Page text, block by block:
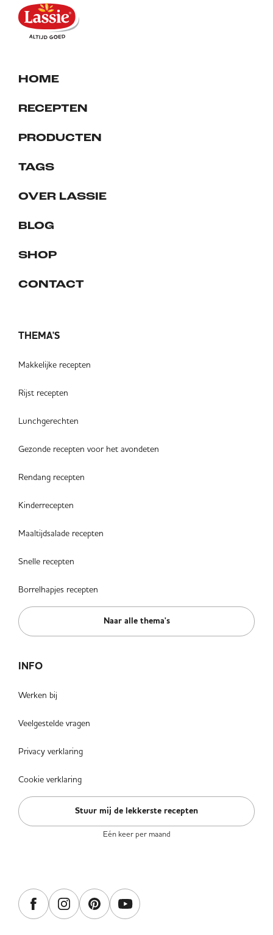
HOME
RECEPTEN
PRODUCTEN
TAGS
OVER LASSIE
BLOG
SHOP
CONTACT
THEMA'S
Makkelijke recepten
Rijst recepten
Lunchgerechten
Gezonde recepten voor het avondeten
Rendang recepten
Kinderrecepten
Maaltijdsalade recepten
Snelle recepten
Borrelhapjes recepten
Naar alle thema's
INFO
Werken bij
Veelgestelde vragen
Privacy verklaring
Cookie verklaring
Stuur mij de lekkerste recepten
Eén keer per maand